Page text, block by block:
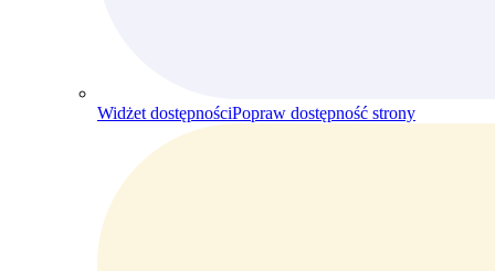
Widżet dostępnościPopraw dostępność strony